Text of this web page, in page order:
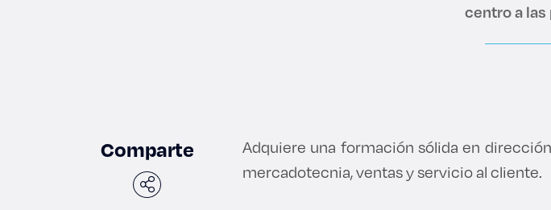
centro a las
Comparte
Adquiere una formación sólida en
mercadotecnia, ventas y servicio al cliente.